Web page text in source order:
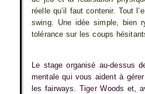
réelle qu’il faut contenir. Tout
swing. Une idée simple, bien
tolérance sur les coups
Le stage organisé au-dessus
mentale qui vous aident à
les fairways. Tiger Woods et,